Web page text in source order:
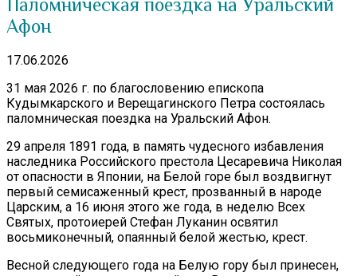
Паломническая поездка на Уральский
Афон
17.06.2026
31 мая 2026 г. по благословению епископа
Кудымкарского и Верещагинского Петра состоялась
паломническая поездка на Уральский Афон.
29 апреля 1891 года, в память чудесного избавления
наследника Российского престола Цесаревича Николая
от опасности в Японии, на Белой горе был воздвигнут
первый семисаженный крест, прозванный в народе
Царским, а 16 июня этого же года, в неделю Всех
Святых, протоиерей Стефан Луканин освятил
восьмиконечный, опаянный белой жестью, крест.
Весной следующего года на Белую гору был принесен,